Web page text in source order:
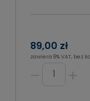
89,00 zł
zawiera 8% VAT, bez